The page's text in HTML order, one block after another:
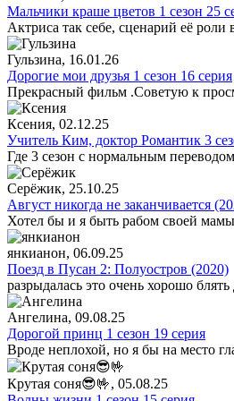
Мальчики краше цветов 1 сезон 25
Актриса так себе, сценарий её
Гульзина, 16.01.26
Дорогие мои друзья 1 сезон 16 серия
Прекрасный фильм .Советую к
Ксения, 02.12.25
Учитель Ким, доктор Романтик 3
Где 3 сезон с нормальным
Серёжик, 25.10.25
Август никогда не заканчивается
Хотел бы и я быть рабом своей
янкианон, 06.09.25
Поезд в Пусан 2: Полуостров (2020)
разрыдалась это очень хорошо
Ангелина, 09.08.25
Дорогой принц 1 сезон 19 серия
Вроде неплохой, но я бы на место
Крутая соня😎🤟, 05.08.25